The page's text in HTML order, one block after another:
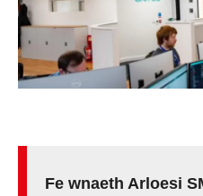
Fe wnaeth Arloesi